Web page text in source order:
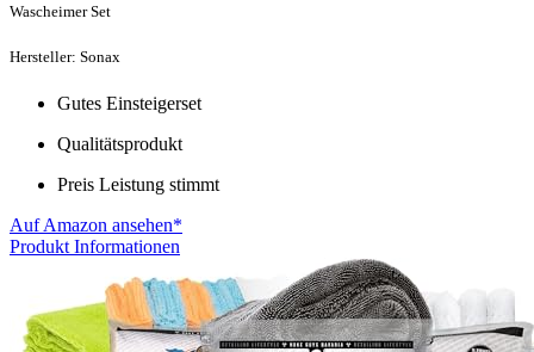
Wascheimer Set
Hersteller: Sonax
Gutes Einsteigerset
Qualitätsprodukt
Preis Leistung stimmt
Auf Amazon ansehen*
Produkt Informationen